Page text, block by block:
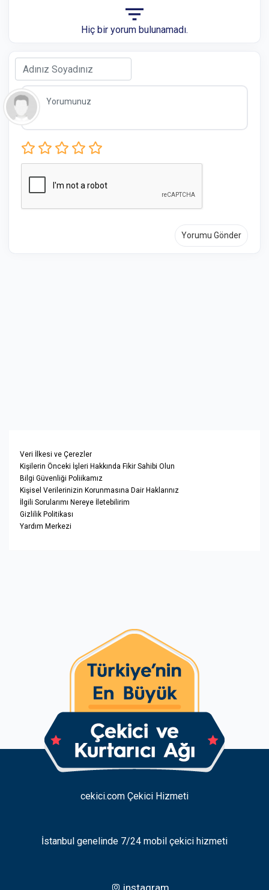
Hiç bir yorum bulunamadı.
Yorumu Gönder
Veri İlkesi ve Çerezler
Kişilerin Önceki İşleri Hakkında Fikir Sahibi Olun
Bilgi Güvenliği Poliikamız
Kişisel Verilerinizin Korunmasına Dair Haklarınız
İlgili Sorularımı Nereye İletebilirim
Gizlilik Politikası
Yardım Merkezi
cekici.com Çekici Hizmeti
İstanbul genelinde 7/24 mobil çekici hizmeti
instagram